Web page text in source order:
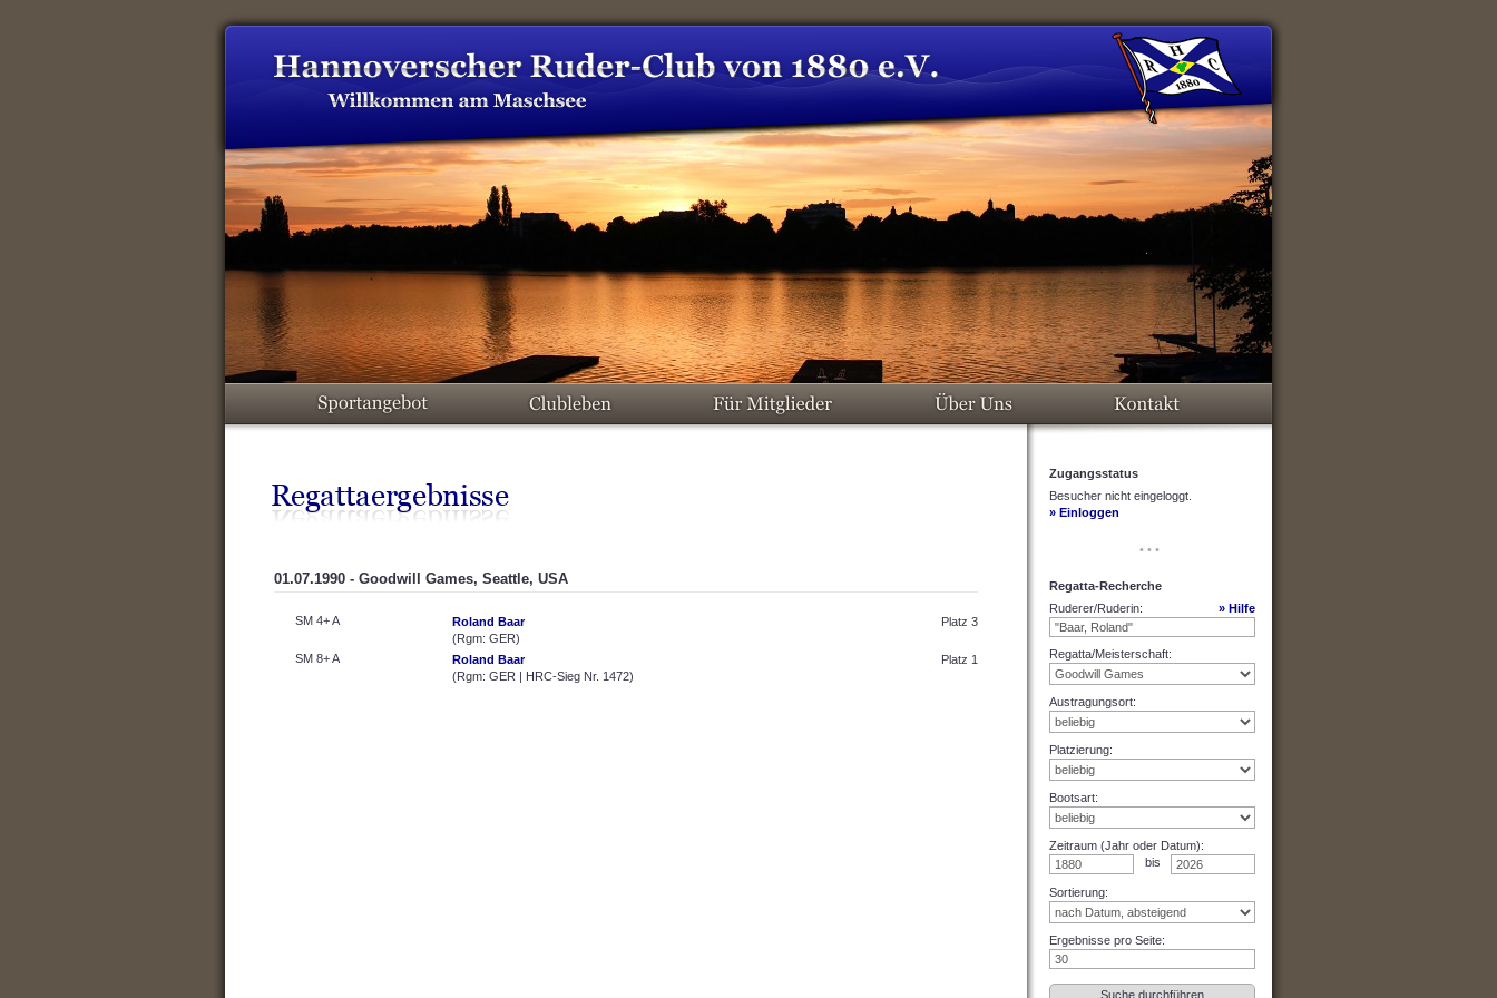
01.07.1990 - Goodwill Games, Seattle, USA
SM 4+ A
Roland Baar
(Rgm: GER)
Platz 3
SM 8+ A
Roland Baar
(Rgm: GER | HRC-Sieg Nr. 1472)
Platz 1
Zugangsstatus
Besucher nicht eingeloggt.
» Einloggen
• • •
Regatta-Recherche
» Hilfe
Ruderer/Ruderin:
Regatta/Meisterschaft:
Austragungsort:
Platzierung:
Bootsart:
Zeitraum (Jahr oder Datum):
bis
Sortierung:
Ergebnisse pro Seite: